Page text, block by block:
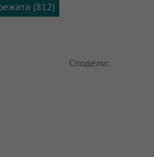
(812)
Сподели: